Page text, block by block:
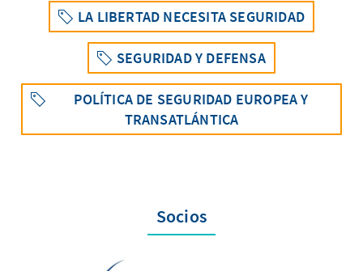
LA LIBERTAD NECESITA SEGURIDAD
SEGURIDAD Y DEFENSA
POLÍTICA DE SEGURIDAD EUROPEA Y
TRANSATLÁNTICA
Socios